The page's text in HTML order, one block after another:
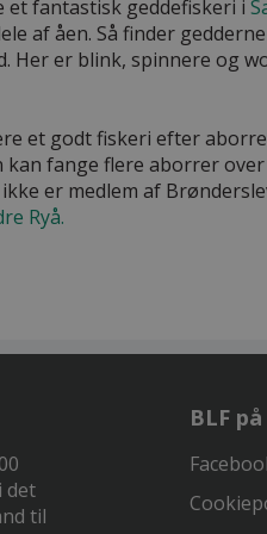
et fantastisk geddefiskeri i
af åen. Så finder
Her er blink, spinnere og
et godt fiskeri efter
kan fange flere aborrer
er medlem af
Ryå.
det
til
BLF